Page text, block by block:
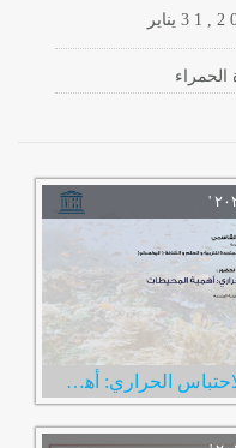
3 1 , 2
الحمراء
المؤتمر الدولي السادس حول الاحتباس الحراري: أهمية المحيطات